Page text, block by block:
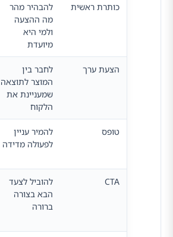
כותרת ראשית
להבהיר מהר
מה ההצעה
ולמי היא
מיועדת
הצעת ערך
לחבר בין
המוצר לתוצאה
שמעניינת את
הלקוח
טופס
להמיר עניין
לפעולה מדידה
CTA
להוביל לצעד
הבא בצורה
ברורה